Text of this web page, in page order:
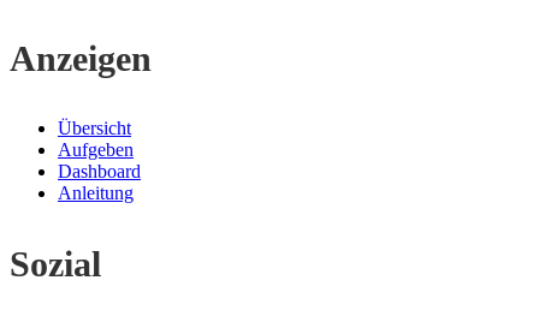
Anzeigen
Übersicht
Aufgeben
Dashboard
Anleitung
Sozial